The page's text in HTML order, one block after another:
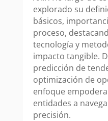
explorado su
básicos,
proceso,
tecnología y
impacto tangible.
predicción de
optimización de
enfoque
entidades a
precisión.